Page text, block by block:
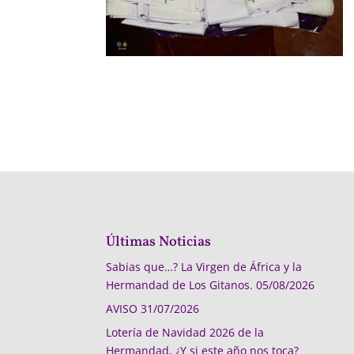
Últimas Noticias
Sabias que…? La Virgen de África y la
Hermandad de Los Gitanos. 05/08/2026
AVISO 31/07/2026
Lotería de Navidad 2026 de la
Hermandad, ¿Y si este año nos toca?